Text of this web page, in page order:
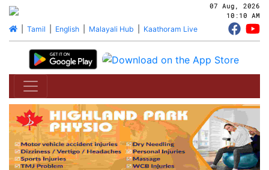
07 Aug, 2026
10:10 AM
| Tamil English| Malayali Hub Kaathoram Live